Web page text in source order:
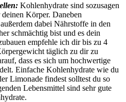
Kohlenhydrate sind sozusagen
Körper. Daneben
dabei Nährstoffe in den
schmächtig bist und es dein
empfehle ich dir bis zu 4
täglich zu dir zu
dass es sich um hochwertige
Einfache Kohlenhydrate wie du
Limonade findest solltest du so
Lebensmittel sind sehr gute